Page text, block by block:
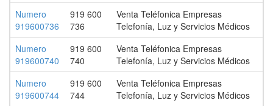
Numero
919600736
919 600
736
Venta Teléfonica Empresas
Telefonía, Luz y Servicios Médicos
Numero
919600740
919 600
740
Venta Teléfonica Empresas
Telefonía, Luz y Servicios Médicos
Numero
919600744
919 600
744
Venta Teléfonica Empresas
Telefonía, Luz y Servicios Médicos